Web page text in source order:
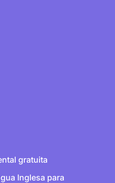
gratuita
Inglesa para